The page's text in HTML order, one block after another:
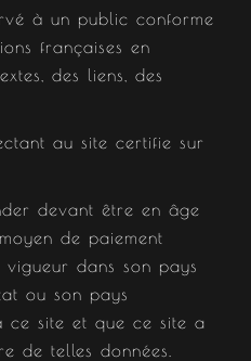
à un public conforme
françaises en
des liens, des
au site certifie sur
devant être en âge
de paiement
dans son pays
ou son pays
ce site et que ce site a
de telles données.